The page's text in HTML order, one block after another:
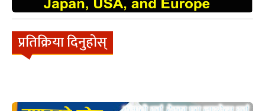
प्रतिक्रिया दिनुहोस्